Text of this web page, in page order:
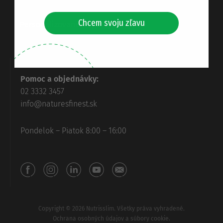
Personalizované doplnky
Pomoc a objednávky:
02 3332 3457
info@naturesfinest.sk
Pondelok – Piatok 8:00 – 16:00
Copyright © 2026 Nutrisslim. Všetky práva vyhradené.
Ochrana osobných údajov a súbory cookie.
Chcem svoju zľavu